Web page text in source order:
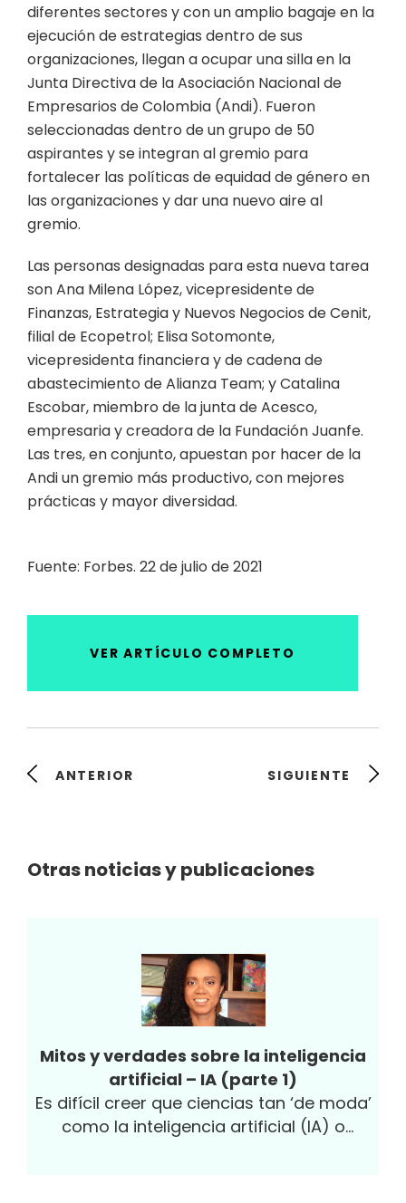
diferentes sectores y con un amplio bagaje en la
ejecución de estrategias dentro de sus
organizaciones, llegan a ocupar una silla en la
Junta Directiva de la Asociación Nacional de
Empresarios de Colombia (Andi). Fueron
seleccionadas dentro de un grupo de 50
aspirantes y se integran al gremio para
fortalecer las políticas de equidad de género en
las organizaciones y dar una nuevo aire al
gremio.
Las personas designadas para esta nueva tarea
son Ana Milena López, vicepresidente de
Finanzas, Estrategia y Nuevos Negocios de Cenit,
filial de Ecopetrol; Elisa Sotomonte,
vicepresidenta financiera y de cadena de
abastecimiento de Alianza Team; y Catalina
Escobar, miembro de la junta de Acesco,
empresaria y creadora de la Fundación Juanfe.
Las tres, en conjunto, apuestan por hacer de la
Andi un gremio más productivo, con mejores
prácticas y mayor diversidad.
Fuente: Forbes. 22 de julio de 2021
VER ARTÍCULO COMPLETO
ANTERIOR SIGUIENTE
Otras noticias y publicaciones
Mitos y verdades sobre la inteligencia
artificial – IA (parte 1)
Es difícil creer que ciencias tan ‘de moda’
como la inteligencia artificial (IA) o